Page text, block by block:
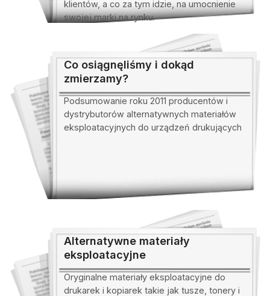
klientów, a co za tym idzie, na umocnienie
swojej marki na rynku.
Co osiągnęliśmy i dokąd
zmierzamy?
Podsumowanie roku 2011 producentów i
dystrybutorów alternatywnych materiałów
eksploatacyjnych do urządzeń drukujących
Alternatywne materiały
eksploatacyjne
Oryginalne materiały eksploatacyjne do
drukarek i kopiarek takie jak tusze, tonery i